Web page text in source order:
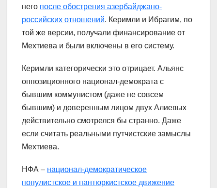
него после обострения азербайджано-
российских отношений. Керимли и Ибрагим, по
той же версии, получали финансирование от
Мехтиева и были включены в его систему.
Керимли категорически это отрицает. Альянс
оппозиционного национал-демократа с
бывшим коммунистом (даже не совсем
бывшим) и доверенным лицом двух Алиевых
действительно смотрелся бы странно. Даже
если считать реальными путчистские замыслы
Мехтиева.
НФА – национал-демократическое
популистское и пантюркистское движение